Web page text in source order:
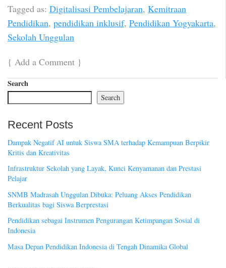
Tagged as: Digitalisasi Pembelajaran, Kemitraan
Pendidikan, pendidikan inklusif, Pendidikan Yogyakarta,
Sekolah Unggulan
{ Add a Comment }
Search
Search
Recent Posts
Dampak Negatif AI untuk Siswa SMA terhadap Kemampuan Berpikir
Kritis dan Kreativitas
Infrastruktur Sekolah yang Layak, Kunci Kenyamanan dan Prestasi
Pelajar
SNMB Madrasah Unggulan Dibuka: Peluang Akses Pendidikan
Berkualitas bagi Siswa Berprestasi
Pendidikan sebagai Instrumen Pengurangan Ketimpangan Sosial di
Indonesia
Masa Depan Pendidikan Indonesia di Tengah Dinamika Global